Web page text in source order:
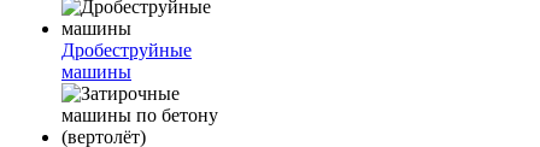
Дробеструйные
машины